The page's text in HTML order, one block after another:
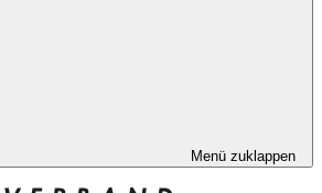
Menü zuklappen